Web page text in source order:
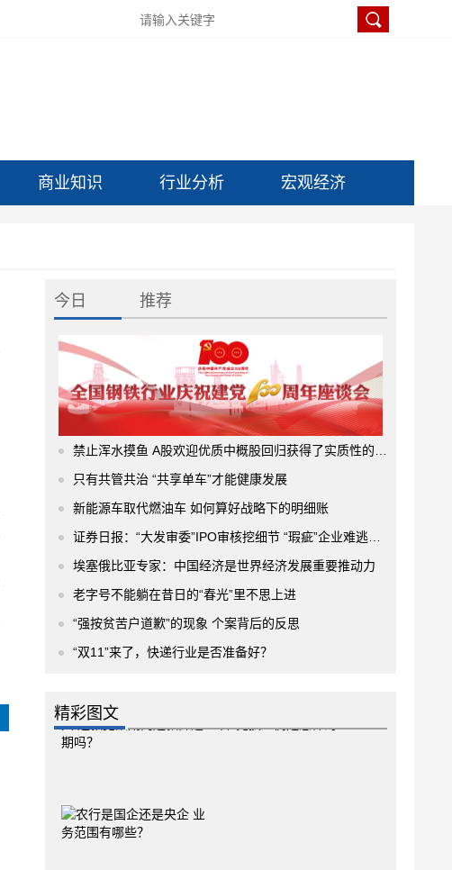
商业知识 行业分析 宏观经济
今日 推荐
禁止浑水摸鱼 A股欢迎优质中概股回归获得了实质性的进展
只有共管共治 “共享单车”才能健康发展
新能源车取代燃油车 如何算好战略下的明细账
证券日报：“大发审委”IPO审核挖细节 “瑕疵”企业难逃法眼
埃塞俄比亚专家：中国经济是世界经济发展重要推动力
老字号不能躺在昔日的“春光”里不思上进
“强按贫苦户道歉”的现象 个案背后的反思
“双11”来了，快递行业是否准备好？
精彩图文